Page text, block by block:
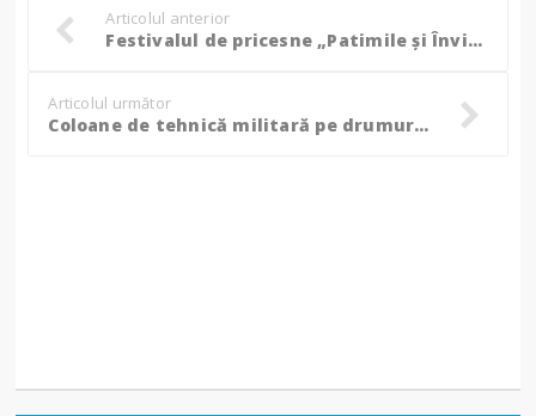
Articolul anterior
Festivalul de pricesne „Patimile și Învierea Domnului” în Protopopiatul Săveni, ajuns la ediția a VII-a!
Articolul următor
Coloane de tehnică militară pe drumurile din România, vor trece și prin Botoșani!